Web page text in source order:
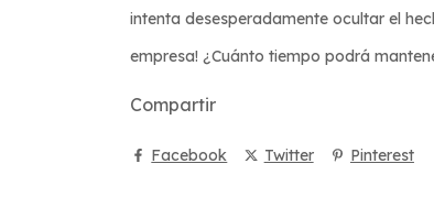
intenta desesperadamente ocultar el
empresa! ¿Cuánto tiempo podrá
Compartir
Facebook Twitter Pinterest